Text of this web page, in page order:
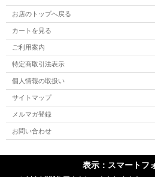
お店のトップへ戻る
カートを見る
ご利用案内
特定商取引法表示
個人情報の取扱い
サイトマップ
メルマガ登録
お問い合わせ
表示：スマートフ